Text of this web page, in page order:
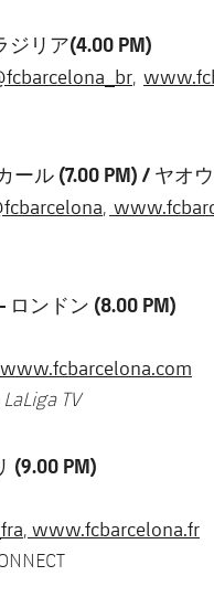
ジリア(4.00 PM)
,
ール (7.00 PM) / ヤオ
,
ロンドン (8.00 PM)
www.fcbarcelona.com
TV
(9.00 PM)
, www.fcbarcelona.fr